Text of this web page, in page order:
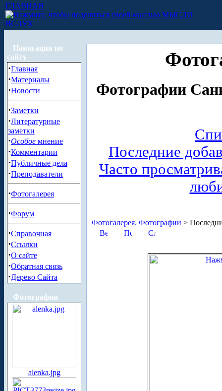
ГЛАВНАЯ
МЫСЛИ
ВСЛУХ
Навигация по
сайту
·Главная
·Материалы
·Новости
·Заметки
·Литературные
заметки
·Особое мнение
·Комментарии
·Публичные дела
·Преподаватели
·Фотогалерея
·Форум
·Справочная
·Ссылки
·О сайте
·Обратная связь
·Дерево Сайта
Фотографии
alenka.jpg
Фотографии
Последние
Часто
Фотогалерея. Фотографии >